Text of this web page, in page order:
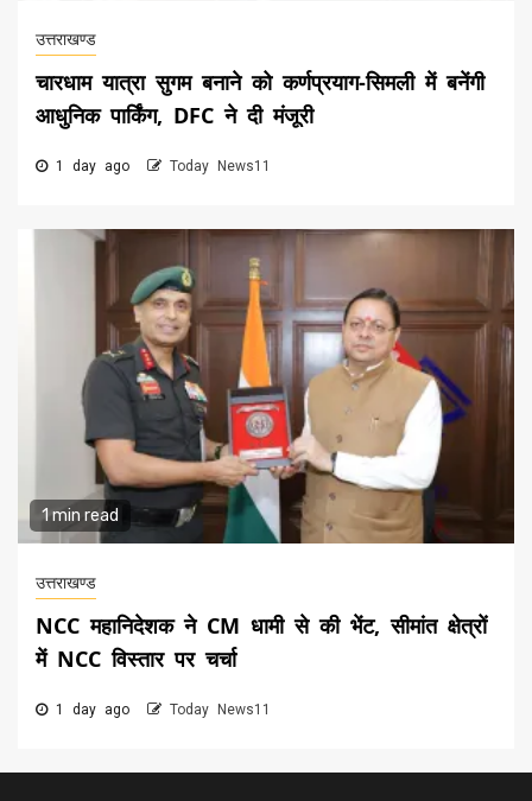
उत्तराखण्ड
चारधाम यात्रा सुगम बनाने को कर्णप्रयाग-सिमली में बनेंगी
आधुनिक पार्किंग, DFC ने दी मंजूरी
1 day ago Today News11
1 min read
उत्तराखण्ड
NCC महानिदेशक ने CM धामी से की भेंट, सीमांत क्षेत्रों
में NCC विस्तार पर चर्चा
1 day ago Today News11